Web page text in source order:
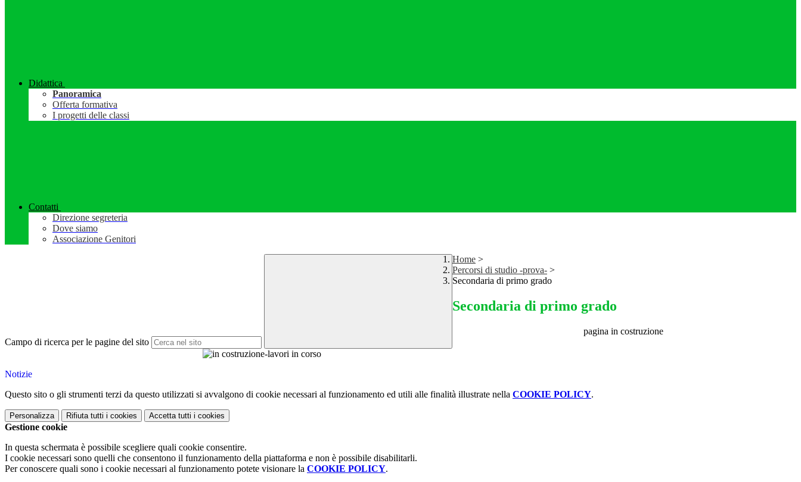
Didattica
Panoramica
Offerta formativa
I progetti delle classi
Contatti
Direzione segreteria
Dove siamo
Associazione Genitori
Campo di ricerca per le pagine del sito
Home >
Percorsi di studio -prova- >
Secondaria di primo grado
Secondaria di primo grado
pagina in costruzione
Notizie
Questo sito o gli strumenti terzi da questo utilizzati si avvalgono di cookie necessari al funzionamento ed utili alle finalità illustrate nella COOKIE POLICY.
Personalizza Rifiuta tutti i cookies Accetta tutti i cookies
Gestione cookie
In questa schermata è possibile scegliere quali cookie consentire.
I cookie necessari sono quelli che consentono il funzionamento della piattaforma e non è possibile disabilitarli.
Per conoscere quali sono i cookie necessari al funzionamento potete visionare la COOKIE POLICY.